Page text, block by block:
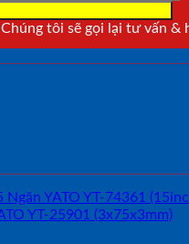
Chúng tôi sẽ gọi lại tư vấn &